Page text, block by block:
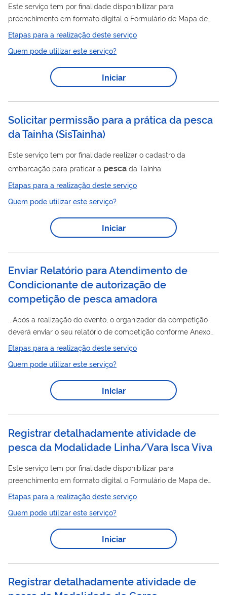
Este serviço tem por finalidade disponibilizar para
preenchimento em formato digital o Formulário de Mapa de
Bordo – FMB para modalidade depesca
vermelho.
Etapas para a realização deste serviço
Quem pode utilizar este serviço?
Iniciar
Solicitar permissão para a prática da pesca
da Tainha(SisTainha)
Este serviço tem por finalidade realizar o cadastro da
embarcação para praticar a pesca da Tainha.
Etapas para a realização deste serviço
Quem pode utilizar este serviço?
Iniciar
Enviar Relatório para Atendimento de
Condicionante de autorização de
competição de pesca amadora
...Após a realização do evento, o organizador da competição
deverá enviar o seu relatório de competição conforme Anexo
VIII - Formulário de Relatório de competição de
formulário de mapa de bordo para competição de
amadora oceânica – Anexo IX. Devendo observar o a data e
local da competição.
Etapas para a realização deste serviço
Quem pode utilizar este serviço?
Iniciar
Registrar detalhadamente atividade de
pesca da Modalidade Linha/Vara Isca Viva
Este serviço tem por finalidade disponibilizar para
preenchimento em formato digital o Formulário de Mapa de
Bordo – FMB para modalidade depesca
diversos Albacorinhas e cavala
Etapas para a realização deste serviço
Quem pode utilizar este serviço?
Iniciar
Registrar detalhadamente atividade de